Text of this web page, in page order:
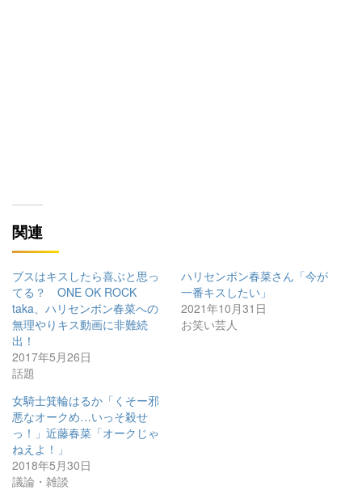
関連
ブスはキスしたら喜ぶと思っ
てる？ ONE OK ROCK
taka、ハリセンボン春菜への
無理やりキス動画に非難続
出！
2017年5月26日
話題
ハリセンボン春菜さん「今が
一番キスしたい」
2021年10月31日
お笑い芸人
女騎士箕輪はるか「くそー邪
悪なオークめ…いっそ殺せ
っ！」近藤春菜「オークじゃ
ねえよ！」
2018年5月30日
議論・雑談